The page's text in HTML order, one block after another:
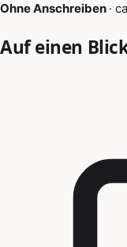
Ohne Anschreiben ·
Auf einen